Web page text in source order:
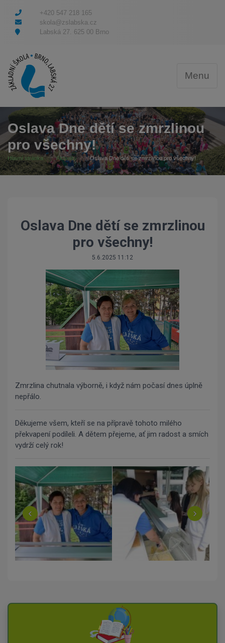
+420 547 218 165
skola@zslabska.cz
Labská 27. 625 00 Brno
Menu
Oslava Dne dětí se zmrzlinou
pro všechny!
Hlavní stránka Aktuality Oslava Dne dětí se zmrzlinou pro všechny!
Oslava Dne dětí se zmrzlinou
pro všechny!
5.6.2025 11:12
Zmrzlina chutnala výborně, i když nám počasí dnes úplně
nepřálo.
Děkujeme všem, kteří se na přípravě tohoto milého
překvapení podíleli. A dětem přejeme, ať jim radost a smích
vydrží celý rok!
‹ ›